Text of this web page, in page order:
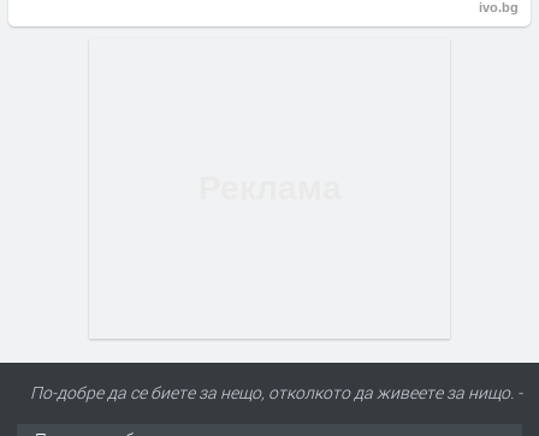
ivo.bg
По-добре да се биете за нещо, отколкото да живеете за нищо. -